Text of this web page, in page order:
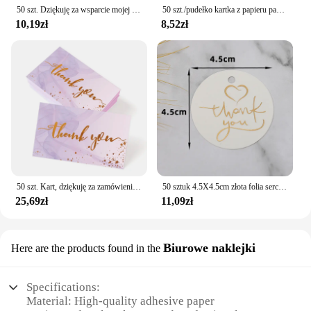
stationery collection. 50 szt. Dziękuję za wsparcie mojej małej firmy laserowa, odblaskowa karta z pozdrowieniami pocztówka do zakupów detalicznych Online
10,19zł
50 szt./pudełko kartka z papieru pakowego pusta wiadomość wizytówka karta z podziękowaniami karta do nauki do pisania etykiet na kartach
8,52zł
50 szt. Kart, dziękuję za zamówienie Karta do pakowania prezentów Komercyjna etykieta dekoracyjna Kartki z podziękowaniami Materiały dla małych firm
25,69zł
50 sztuk 4.5X4.5cm złota folia serce okrągłe dziękuję Tag do pakowania dekoracji pudełka karty na mały prezent biznesowy zawijanie powiesić Lables
11,09zł
Here are the products found in the Biurowe naklejki
Specifications:
Material: High-quality adhesive paper